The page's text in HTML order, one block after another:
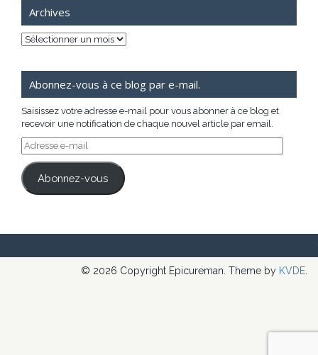
Archives
Archives
Abonnez-vous à ce blog par e-mail.
Saisissez votre adresse e-mail pour vous abonner à ce blog et
recevoir une notification de chaque nouvel article par email.
Adresse
e-
mail
Abonnez-vous
© 2026 Copyright Epicureman. Theme by KVDE.